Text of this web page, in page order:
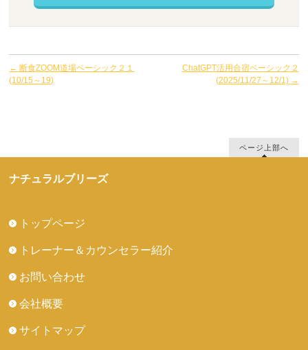
← 断食ZOOM道場ベーシック２１
(10/15～19)
ChatGPT活用合宿ベーシック２
(2025/11/27～12/1) →
ページ上部へ
ナチュラルブリーズ
トップページ
トレーナー＆カウンセラー紹介
お問い合わせ
会社概要
サイトマップ